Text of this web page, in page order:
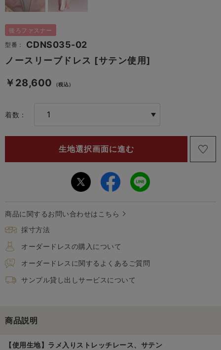
後ろファスナー
型番：
CDNS035-02
ノースリーブドレス [サテン使用]
￥28,600 （税込）
着数：
商品に関するお問い合わせはこちら
採寸方法
オーダードレスの購入について
オーダードレスに関するよくあるご質問
サンプル貸し出しサービスについて
商品説明
【使用生地】ラメ入りストレッチレース、サテン